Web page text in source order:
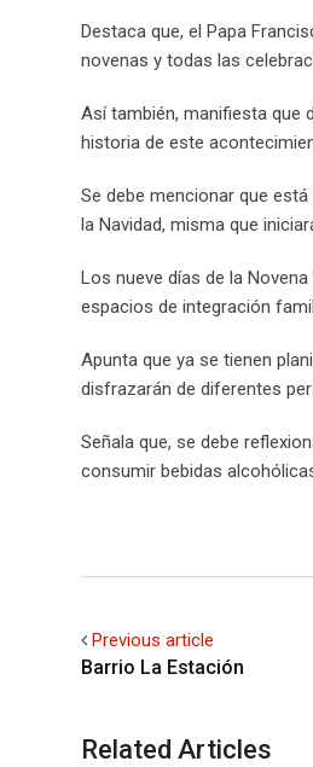
Destaca que, el Papa
novenas y todas las
Así también, manifiesta que
historia de este
Se debe mencionar que
la Navidad, misma que
Los nueve días de la
espacios de integración
Apunta que ya se tienen
disfrazarán de diferentes
Señala que, se debe
consumir bebidas
Previous article
Barrio La Estación
Related Articles